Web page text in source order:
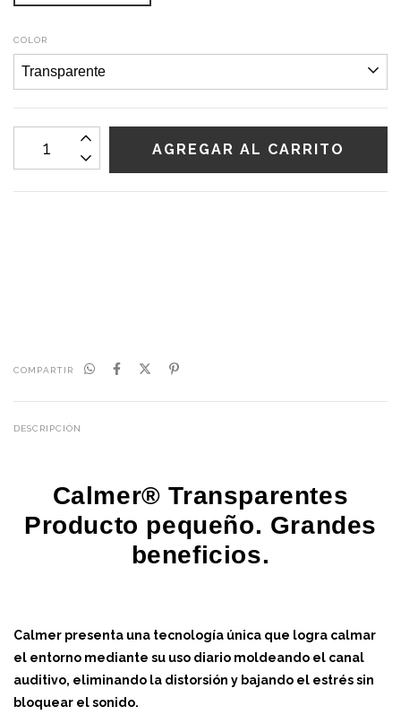
COLOR
COMPARTIR
DESCRIPCIÓN
Calmer® Transparentes
Producto pequeño. Grandes
beneficios.
Calmer presenta una tecnología única que logra calmar
el entorno mediante su uso diario moldeando el canal
auditivo, eliminando la distorsión y bajando el estrés sin
bloquear el sonido.